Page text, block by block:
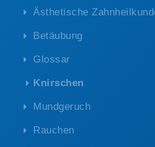
Ästhetische
Betäubung
Glossar
Knirschen
Mundgeruch
Rauchen